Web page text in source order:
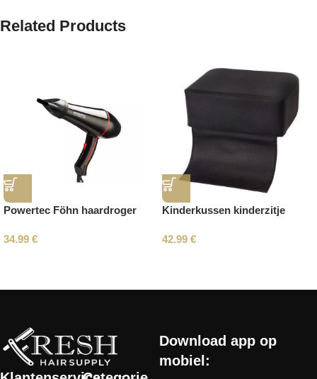
Related Products
Powertec Föhn haardroger
34.99 €
Kinderkussen kinderzitje
42.99 €
Download app op
mobiel: